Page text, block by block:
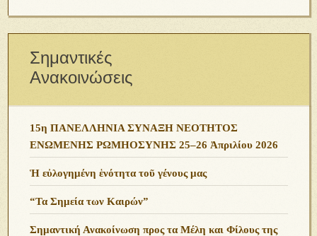
Σημαντικές
Ανακοινώσεις
15η ΠΑΝΕΛΛΗΝΙΑ ΣΥΝΑΞΗ ΝΕΟΤΗΤΟΣ
ΕΝΩΜΕΝΗΣ ΡΩΜΗΟΣΥΝΗΣ 25–26 Ἀπριλίου 2026
Ἡ εὐλογημένη ἑνότητα τοῦ γένους μας
“Τα Σημεία των Καιρών”
Σημαντική Ανακοίνωση προς τα Μέλη και Φίλους της